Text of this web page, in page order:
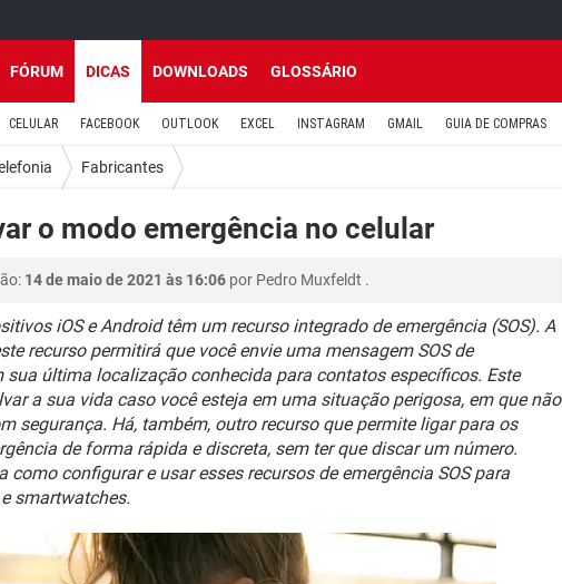
FÓRUM DICAS DOWNLOADS GLOSSÁRIO
CELULAR FACEBOOK OUTLOOK EXCEL INSTAGRAM GMAIL GUIA DE COMPRAS
Fabricantes
o modo emergência no celular
14 de maio de 2021 às 16:06 por Pedro Muxfeldt .
iOS e Android têm um recurso integrado de emergência (SOS). A
recurso permitirá que você envie uma mensagem SOS de
sua última localização conhecida para contatos específicos. Este
a sua vida caso você esteja em uma situação perigosa, em que não
segurança. Há, também, outro recurso que permite ligar para os
de forma rápida e discreta, sem ter que discar um número.
como configurar e usar esses recursos de emergência SOS para
smartwatches.